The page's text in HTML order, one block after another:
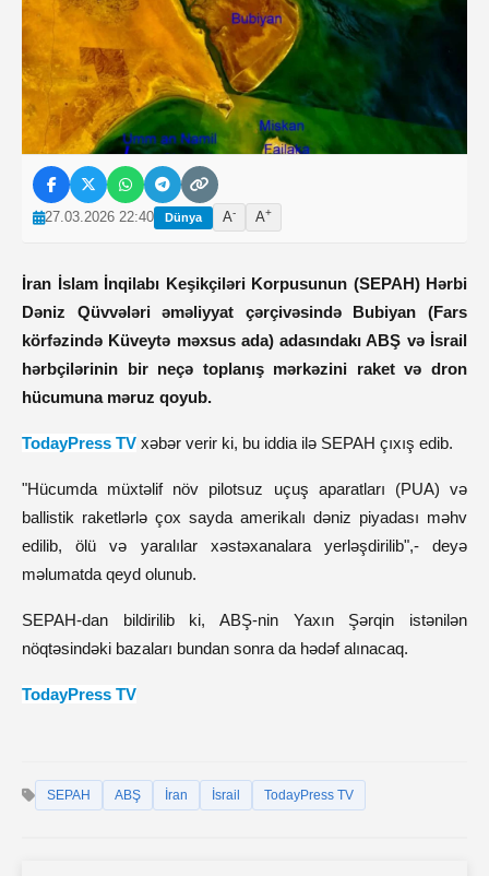
27.03.2026 22:40 Dünya A- A+
İran İslam İnqilabı Keşikçiləri Korpusunun (SEPAH) Hərbi
Dəniz Qüvvələri əməliyyat çərçivəsində Bubiyan (Fars
körfəzində Küveytə məxsus ada) adasındakı ABŞ və İsrail
hərbçilərinin bir neçə toplanış mərkəzini raket və dron
hücumuna məruz qoyub.
TodayPress TV xəbər verir ki, bu iddia ilə SEPAH çıxış edib.
"Hücumda müxtəlif növ pilotsuz uçuş aparatları (PUA) və
ballistik raketlərlə çox sayda amerikalı dəniz piyadası məhv
edilib, ölü və yaralılar xəstəxanalara yerləşdirilib",- deyə
məlumatda qeyd olunub.
SEPAH-dan bildirilib ki, ABŞ-nin Yaxın Şərqin istənilən
nöqtəsindəki bazaları bundan sonra da hədəf alınacaq.
TodayPress TV
SEPAH ABŞ İran İsrail TodayPress TV